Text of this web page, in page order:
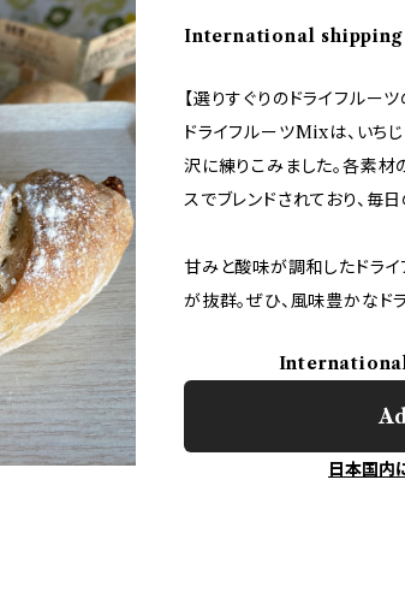
International
【選りすぐりのドライフルー
ドライフルーツMixは、いち
沢に練りこみました。各素材
スでブレンドされており、毎
甘みと酸味が調和したドラ
が抜群。ぜひ、風味豊かなド
日本国内